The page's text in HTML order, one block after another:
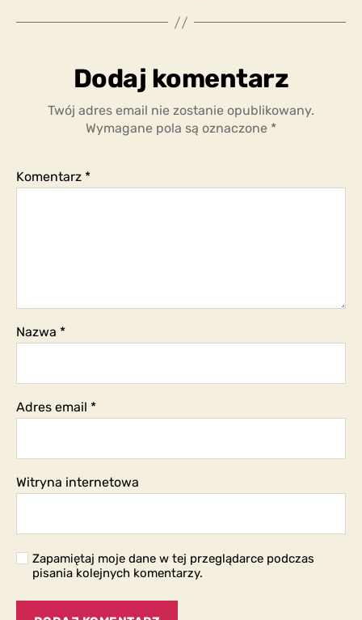
rzeczy?
Dodaj komentarz
Twój adres email nie zostanie opublikowany.
Wymagane pola są oznaczone *
Komentarz *
Nazwa *
Adres email *
Witryna internetowa
Zapamiętaj moje dane w tej przeglądarce podczas
pisania kolejnych komentarzy.